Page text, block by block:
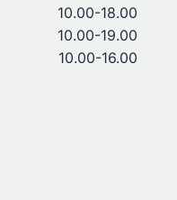
10.00-18.00
10.00-19.00
10.00-16.00